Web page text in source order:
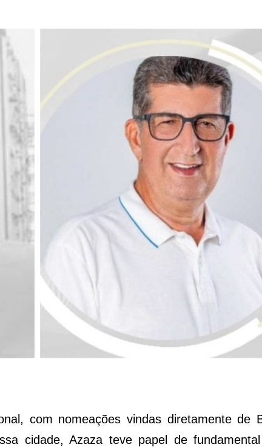
com nomeações vindas diretamente de
cidade, Azaza teve papel de